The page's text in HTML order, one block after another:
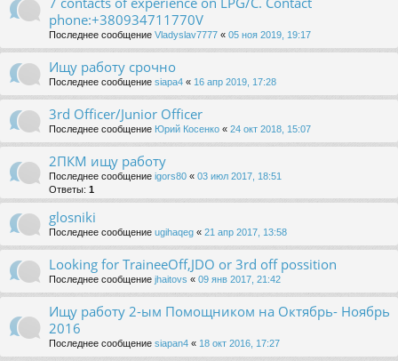
phone:+380934711770V
Последнее сообщение Vladyslav7777 « 05 ноя 2019, 19:17
Ищу работу срочно
Последнее сообщение siapa4 « 16 апр 2019, 17:28
3rd Officer/Junior Officer
Последнее сообщение Юрий Косенко « 24 окт 2018, 15:07
2ПКМ ищу работу
Последнее сообщение igors80 « 03 июл 2017, 18:51
Ответы: 1
glosniki
Последнее сообщение ugihaqeg « 21 апр 2017, 13:58
Looking for TraineeOff,JDO or 3rd off possition
Последнее сообщение jhaitovs « 09 янв 2017, 21:42
Ищу работу 2-ым Помощником на Октябрь- Ноябрь
2016
Последнее сообщение siapan4 « 18 окт 2016, 17:27